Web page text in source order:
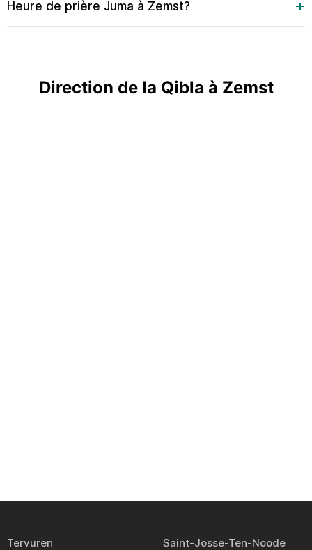
Heure de prière Juma à Zemst?
Direction de la Qibla à Zemst
Tervuren
Saint-Josse-Ten-Noode